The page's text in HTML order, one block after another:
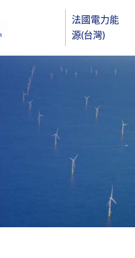
法國電力能
源(台灣)